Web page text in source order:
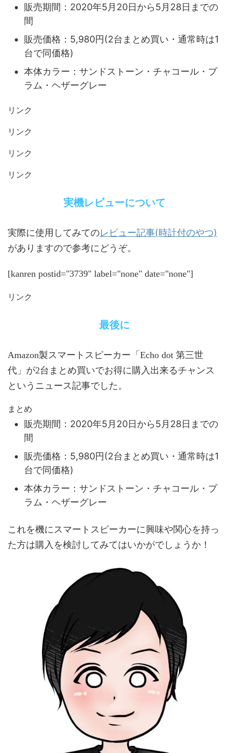
販売期間：2020年5月20日から5月28日までの
間
販売価格：5,980円(2台まとめ買い・通常時は1
台で同価格)
本体カラー：サンドストーン・チャコール・プ
ラム・ヘザーグレー
リンク
リンク
リンク
リンク
実機レビューについて
実際に使用してみてのレビュー記事(時計付のやつ)
がありますので参考にどうぞ。
[kanren postid="3739" label="none" date="none"]
リンク
最後に
Amazon製スマートスピーカー「Echo dot 第三世
代」が2台まとめ買いでお得に購入出来るチャンス
というニュース記事でした。
まとめ
販売期間：2020年5月20日から5月28日までの
間
販売価格：5,980円(2台まとめ買い・通常時は1
台で同価格)
本体カラー：サンドストーン・チャコール・プ
ラム・ヘザーグレー
これを機にスマートスピーカーに興味や関心を持っ
た方は購入を検討してみてはいかがでしょうか！